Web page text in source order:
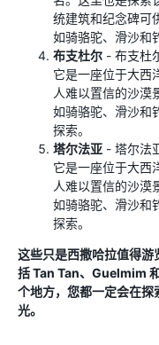
统建筑和纪念碑可
如骑骆驼、滑沙和
布支杜尔 - 布支杜
它是一座位于大西
人难以置信的沙漠
如骑骆驼、滑沙和
探索。
塔尔法亚 - 塔尔法
它是一座位于大西
人难以置信的沙漠
如骑骆驼、滑沙和
探索。
这些只是西撒哈拉值得
括 Tan Tan、Guelmim
个地方，您都一定会在
光。